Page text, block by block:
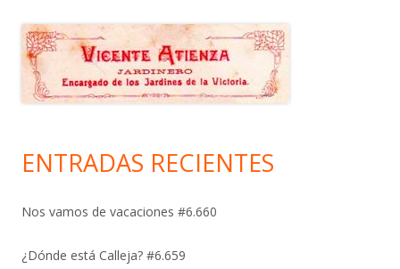
ENTRADAS RECIENTES
Nos vamos de vacaciones #6.660
¿Dónde está Calleja? #6.659